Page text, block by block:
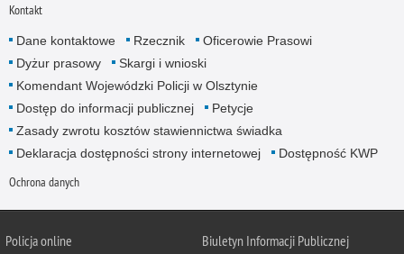
Kontakt
Dane kontaktowe Rzecznik
Oficerowie Prasowi
Dyżur prasowy
Skargi i wnioski
Komendant Wojewódzki Policji w Olsztynie
Dostęp do informacji publicznej
Petycje
Zasady zwrotu kosztów stawiennictwa świadka
Deklaracja dostępności strony internetowej
Dostępność KWP
Ochrona danych
Policja online Biuletyn Informacji Publicznej